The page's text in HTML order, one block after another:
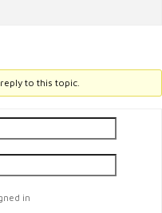
to this topic.
in